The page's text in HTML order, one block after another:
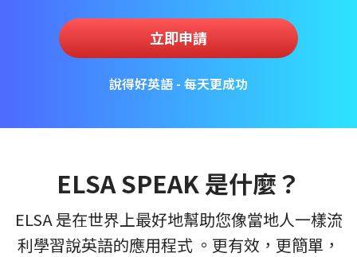
立即申請
說得好英語 - 每天更成功
ELSA SPEAK 是什麼？
ELSA 是在世界上最好地幫助您像當地人一樣流
利學習說英語的應用程式 。更有效，更簡單，